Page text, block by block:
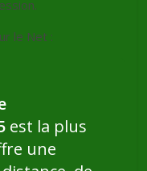
le Net :
est la plus
une